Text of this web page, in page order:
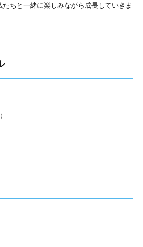
たちと一緒に楽しみながら成長していきま